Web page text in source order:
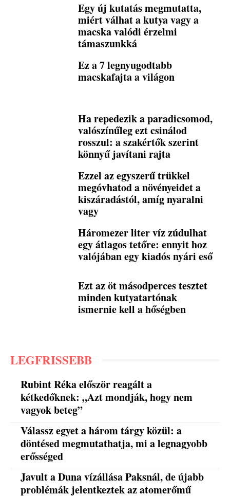
Egy új kutatás megmutatta,
miért válhat a kutya vagy a
macska valódi érzelmi
támaszunkká
Ez a 7 legnyugodtabb
macskafajta a világon
Ha repedezik a paradicsomod,
valószínűleg ezt csinálod
rosszul: a szakértők szerint
könnyű javítani rajta
Ezzel az egyszerű trükkel
megóvhatod a növényeidet a
kiszáradástól, amíg nyaralni
vagy
Háromezer liter víz zúdulhat
egy átlagos tetőre: ennyit hoz
valójában egy kiadós nyári eső
Ezt az öt másodperces tesztet
minden kutyatartónak
ismernie kell a hőségben
LEGFRISSEBB
Rubint Réka először reagált a
kétkedőknek: „Azt mondják, hogy nem
vagyok beteg”
Válassz egyet a három tárgy közül: a
döntésed megmutathatja, mi a legnagyobb
erősséged
Javult a Duna vízállása Paksnál, de újabb
problémák jelentkeztek az atomerőmű